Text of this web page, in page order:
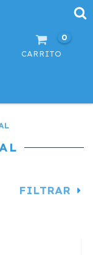
CARRITO
0
FILTRAR